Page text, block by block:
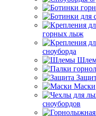
горных лыж
сноуборда
Маски
сноубордов